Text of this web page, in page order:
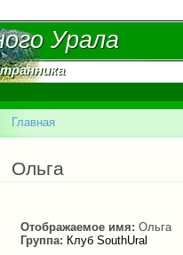
Урала
Урала
Вы здесь
Главная
Ольга
Отображаемое имя: Ольга
Группа: Клуб SouthUral